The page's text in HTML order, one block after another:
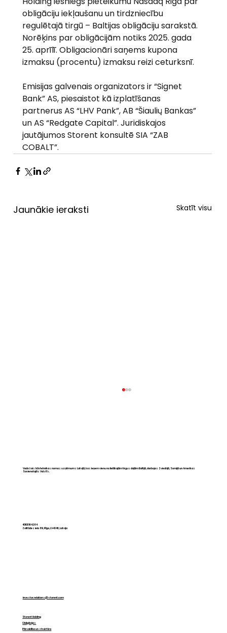
obligāciju iekļaušanu un tirdzniecību
regulētajā tirgū – Baltijas obligāciju sarakstā.
Norēķins par obligācijām notiks 2025. gada
25. aprīlī. Obligacionāri saņems kupona
izmaksu (procentu) izmaksu reizi ceturksnī.
Emisijas galvenais organizators ir “Signet
Bank” AS, piesaistot kā izplatīšanas
partnerus AS “LHV Pank”, AB “Šiaulių Bankas”
un AS “Redgate Capital”. Juridiskajos
jautājumos Storent konsultē SIA “ZAB
COBALT”.
Jaunākie ieraksti Skatīt visu
Vadošais būvtehnikas nomas uzņēmums Latvijā, kas ieņem vienu no lielākajām tirgus daļām Baltijā, darbojas Zviedrijā, Somijā un Amerikas
Savienotajās Valstīs.
40103164284
Zolitūdes iela 89, Rīga, LV-1046, Latvija
investor.relations@storent.com
Storent Holding
Obligācijas
Pārvaldība un struktūra